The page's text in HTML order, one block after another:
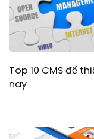
Top 10 CMS để
nay